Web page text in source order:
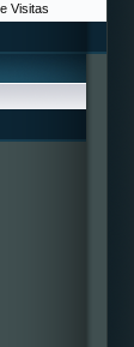
Visitas